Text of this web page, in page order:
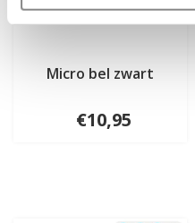
Micro bel zwart
€10,95